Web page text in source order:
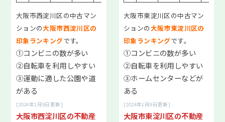
購入物件情報はこちら
大阪市西淀川区の中古マン
ションの大阪市西淀川区の
印象ランキングです。
①コンビニの数が多い
②自転車を利用しやすい
③運動に適した公園や道
がある
[2024年1月9日更新]
大阪市西淀川区の不動産
大阪市東淀川区の中古マン
ションの大阪市東淀川区の
印象ランキングです。
①コンビニの数が多い
②自転車を利用しやすい
③ホームセンターなどが
ある
[2024年1月9日更新]
大阪市東淀川区の不動産